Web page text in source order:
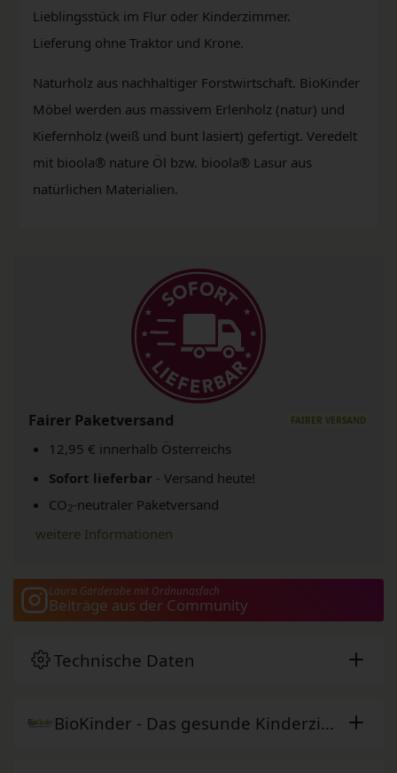
Lieblingsstück im Flur oder Kinderzimmer.
Lieferung ohne Traktor und Krone.
Naturholz aus nachhaltiger Forstwirtschaft. BioKinder
Möbel werden aus massivem Erlenholz (natur) und
Kiefernholz (weiß und bunt lasiert) gefertigt. Veredelt
mit bioola® nature Öl bzw. bioola® Lasur aus
natürlichen Materialien.
Fairer Paketversand
12,95 € innerhalb Österreichs
Sofort lieferbar - Versand heute!
CO2-neutraler Paketversand
weitere Informationen
Laura Garderobe mit Ordnungsfach
Beiträge aus der Community
Technische Daten
BioKinder - Das gesunde Kinderzimmer